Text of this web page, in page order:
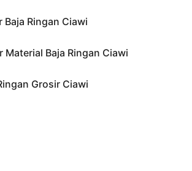
Ringan Ciawi
Baja Ringan Ciawi
Grosir Ciawi